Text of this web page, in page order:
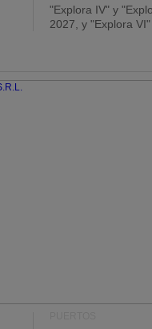
"Explora IV" y
2027, y "Explora